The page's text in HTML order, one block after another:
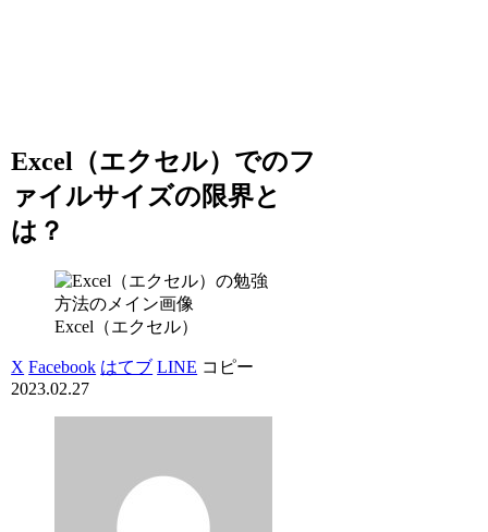
Excel（エクセル）でのフ
ァイルサイズの限界と
は？
Excel（エクセル）
X Facebook はてブ LINE コピー
2023.02.27